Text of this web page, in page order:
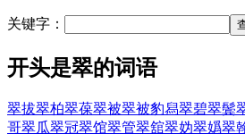
关键字：
开头是翠的词语
翠拔翠柏翠葆翠被翠被豹舄翠碧翠鬓
哥翠瓜翠冠翠馆翠管翠舘翠妫翠嬀翠